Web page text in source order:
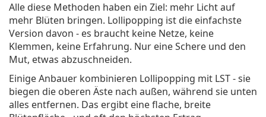
Alle diese Methoden haben ein Ziel: mehr Licht auf
mehr Blüten bringen. Lollipopping ist die einfachste
Version davon - es braucht keine Netze, keine
Klemmen, keine Erfahrung. Nur eine Schere und den
Mut, etwas abzuschneiden.
Einige Anbauer kombinieren Lollipopping mit LST - sie
biegen die oberen Äste nach außen, während sie unten
alles entfernen. Das ergibt eine flache, breite